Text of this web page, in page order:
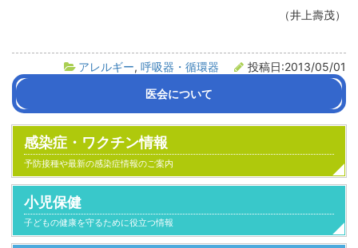
（井上壽茂）
アレルギー, 呼吸器・循環器
投稿日:2013/05/01
医会について
会長挨拶
沿革
医会活動の紹介
組織・役員名簿
定款
感染症・ワクチン情報
予防接種や最新の感染症情報のご案内
小児保健
子どもの健康を守るために役立つ情報